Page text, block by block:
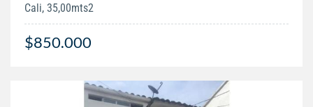
Cali, 35,00mts2
$850.000